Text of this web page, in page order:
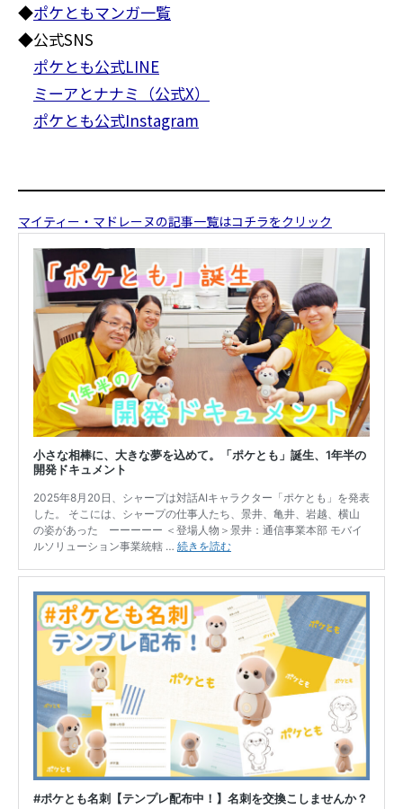
◆ポケともマンガ一覧
◆公式SNS
ポケとも公式LINE
ミーアとナナミ（公式X）
ポケとも公式Instagram
マイティー・マドレーヌの記事一覧はコチラをクリック